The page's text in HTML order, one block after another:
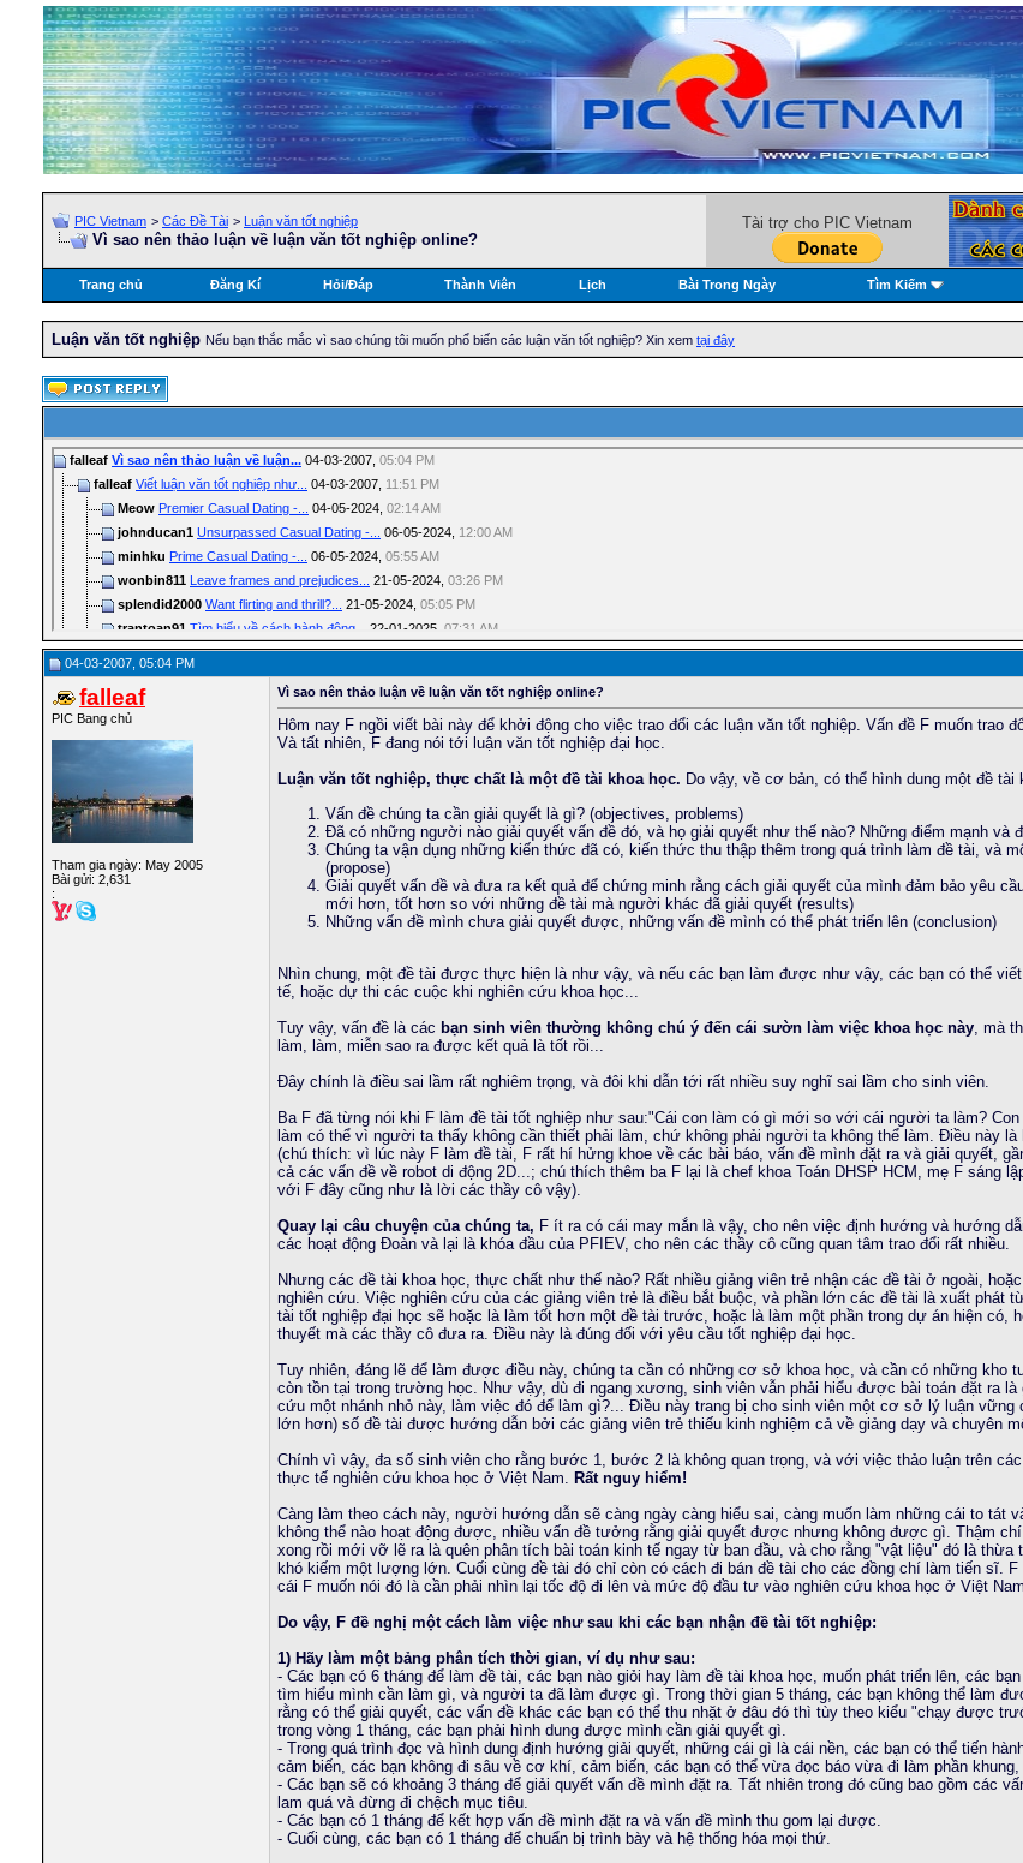
PIC Vietnam > Các Đề Tài > Luận văn tốt nghiệp
Vì sao nên thảo luận về luận văn tốt nghiệp online?
Tài trợ cho PIC Vietnam
Trang chủ Đăng Kí Hỏi/Ðáp Thành Viên Lịch Bài Trong Ngày Tìm Kiếm
Luận văn tốt nghiệp Nếu bạn thắc mắc vì sao chúng tôi muốn phổ biến các luận văn tốt nghiệp? Xin xem tại đây
falleaf Vì sao nên thảo luận về luận... 04-03-2007, 05:04 PM
falleaf Viết luận văn tốt nghiệp như... 04-03-2007, 11:51 PM
Meow Premier Сasual Dating -... 04-05-2024, 02:14 AM
johnducan1 Unsurpassed Сasual Dating -... 06-05-2024, 12:00 AM
minhku Prime Сasual Dating -... 06-05-2024, 05:55 AM
wonbin811 Leave frames and prejudices... 21-05-2024, 03:26 PM
splendid2000 Want flirting and thrill?... 21-05-2024, 05:05 PM
trantoan91 Tìm hiểu về cách hành động... 22-01-2025, 07:31 AM
mcbb Hẹn hò.25-01-2025,11:35 AM
dientu_pic Kết hợp tình yêu và nôn trong...25-01-2025,08:14 PM
kiemdinh1994
Hẹn hò tốt nhất cho bạn tình...05-02-2025,07:43 PM
dnt_102
Phản hồi tốt hơn bạn tưởng.07-02-2025,02:49 PM
nguyennhukien
Tình yêu đầu tiên bắt đầu từ...13-02-2025, 12:32 PM
Meet Women Seeking No-Strings... 27-02-2025,
09:47 PM
knnhubi Girls From Your Town - No...
achengqb Womens In Your City -... 23-02-2026,09:20 AM
wonbin811 Girls From Your City - No...06-04-2026,05:16 AM
nongdan96 Girls In Your City -... 14-04-2026,07:39 AM
Womens In Your Town -...24-04-2026,12:46 PM
Stop staring at the screen29-07-2026,03:36 PM
Womens In Your City - No... 05-05-2026,10:09 PM
Have a night you'll never...27-07-2026, 12:12 AM
Giải trí một tí cho vấn đề...04-03-2007,11:56 PM
Supreme Сasual Dating - True...04-05-2024,10:57 AM
Superlative Сasual Dating -... 07-05-2024, 01:10 AM
Harmony of intimacy,... 23-05-2024,04:23 AM
Tạo những khoảnh khắc đầu...18-01-2025,08:05 AM
Your Perfect Match is Just...07-02-2025,06:52 PM
Womens From Your City - No...13-03-2026,10:51 AM
Womens In Your Town -...13-03-2026, 08:29 PM
Womens In Your City - No...21-03-2026,02:53 AM
Girls From Your City - No...29-04-2026, 01:27 PM
Girls who are ready for...28-07-2026, 02:37 PM
rất rất cám ơn F về bài viết... 19-04-2007,12:35 PM
http://dientuvietnam.net/forum...13-05-2007,10:07 PM
Outstanding Сasual Dating -...06-05-2024,03:58 PM
Search Pretty Womans in your...12-01-2025,03:54 AM
Đến với những đề tài tình dục...21-01-2025,09:02 AM
27-01-2025,03:16 AM
Quick Dates, Great Times...19-02-2025,08:07 PM
Tìm hiểu cách hòa tiết với... 28-02-2025, 07:11 AM
Girls In Your City -... 17-02-2026,
12:46 PM
Girls From Your City -...03-03-2026,02:52 PM
Womens In Your Town - No...07-04-2026,05:10 AM
Girls From Your Town -...09-04-2026,
05:46 AM
Girls From Your Town -... 15-04-2026,05:21 PM
Girls From Your Town -...30-04-2026,01:25 AM
Girls In Your City -...11-05-2026,08:04 PM
Girls In Your Town - No... 13-05-2026, 01:12 AM
04-08-2026,12:02 AM
04-03-2007, 05:04 PM
falleaf
PIC Bang chủ
Tham gia ngày: May 2005
Bài gửi: 2,631
:
Vì sao nên thảo luận về luận văn tốt nghiệp online?
Hôm nay F ngồi viết bài này để khởi động cho việc trao đổi các luận văn tốt nghiệp. Vấn đề F muốn trao
Và tất nhiên, F đang nói tới luận văn tốt nghiệp đại học.
Luận văn tốt nghiệp, thực chất là một đề tài khoa học. Do vậy, về cơ bản, có thể hình dung một đề
Vấn đề chúng ta cần giải quyết là gì? (objectives, problems)
Đã có những người nào giải quyết vấn đề đó, và họ giải quyết như thế nào? Những điểm mạnh và
Chúng ta vận dụng những kiến thức đã có, kiến thức thu thập thêm trong quá trình làm đề tài, và
(propose)
Giải quyết vấn đề và đưa ra kết quả để chứng minh rằng cách giải quyết của mình đảm bảo yêu
mới hơn, tốt hơn so với những đề tài mà người khác đã giải quyết (results)
Những vấn đề mình chưa giải quyết được, những vấn đề mình có thể phát triển lên (conclusion)
Nhìn chung, một đề tài được thực hiện là như vậy, và nếu các bạn làm được như vậy, các bạn có thể
tế, hoặc dự thi các cuộc khi nghiên cứu khoa học...
Tuy vậy, vấn đề là các bạn sinh viên thường không chú ý đến cái sườn làm việc khoa học này , mà
làm, làm, miễn sao ra được kết quả là tốt rồi...
Đây chính là điều sai lầm rất nghiêm trọng, và đôi khi dẫn tới rất nhiều suy nghĩ sai lầm cho sinh viên.
Ba F đã từng nói khi F làm đề tài tốt nghiệp như sau:"Cái con làm có gì mới so với cái người ta làm?
làm có thể vì người ta thấy không cần thiết phải làm, chứ không phải người ta không thể làm. Điều này
(chú thích: vì lúc này F làm đề tài, F rất hí hửng khoe về các bài báo, vấn đề mình đặt ra và giải quyết,
cả các vấn đề về robot di động 2D...; chú thích thêm ba F lại là chef khoa Toán DHSP HCM, mẹ F sáng
với F đây cũng như là lời các thầy cô vậy).
Quay lại câu chuyện của chúng ta, F ít ra có cái may mắn là vậy, cho nên việc định hướng và hướng
các hoạt động Đoàn và lại là khóa đầu của PFIEV, cho nên các thầy cô cũng quan tâm trao đổi rất nhiều.
Nhưng các đề tài khoa học, thực chất như thế nào? Rất nhiều giảng viên trẻ nhận các đề tài ở ngoài,
nghiên cứu. Việc nghiên cứu của các giảng viên trẻ là điều bắt buộc, và phần lớn các đề tài là xuất phát
tài tốt nghiệp đại học sẽ hoặc là làm tốt hơn một đề tài trước, hoặc là làm một phần trong dự án hiện
thuyết mà các thầy cô đưa ra. Điều này là đúng đối với yêu cầu tốt nghiệp đại học.
Tuy nhiên, đáng lẽ để làm được điều này, chúng ta cần có những cơ sở khoa học, và cần có những kho
còn tồn tại trong trường học. Như vậy, dù đi ngang xương, sinh viên vẫn phải hiểu được bài toán đặt ra
cứu một nhánh nhỏ này, làm việc đó để làm gì?... Điều này trang bị cho sinh viên một cơ sở lý luận
lớn hơn) số đề tài được hướng dẫn bởi các giảng viên trẻ thiếu kinh nghiệm cả về giảng dạy và chuyên
Chính vì vậy, đa số sinh viên cho rằng bước 1, bước 2 là không quan trọng, và với việc thảo luận trên
thực tế nghiên cứu khoa học ở Việt Nam.
Rất nguy hiểm!
Càng làm theo cách này, người hướng dẫn sẽ càng ngày càng hiểu sai, càng muốn làm những cái to
không thể nào hoạt động được, nhiều vấn đề tưởng rằng giải quyết được nhưng không được gì. Thậm
xong rồi mới vỡ lẽ ra là quên phân tích bài toán kinh tế ngay từ ban đầu, và cho rằng "vật liệu" đó là
khó kiếm một lượng lớn. Cuối cùng đề tài đó chỉ còn có cách đi bán đề tài cho các đồng chí làm tiến sĩ.
cái F muốn nói đó là cần phải nhìn lại tốc độ đi lên và mức độ đầu tư vào nghiên cứu khoa học ở Việt
Do vậy, F đề nghị một cách làm việc như sau khi các bạn nhận đề tài tốt nghiệp:
1) Hãy làm một bảng phân tích thời gian, ví dụ như sau:
- Các bạn có 6 tháng để làm đề tài, các bạn nào giỏi hay làm đề tài khoa học, muốn phát triển lên, các
tìm hiểu mình cần làm gì, và người ta đã làm được gì. Trong thời gian 5 tháng, các bạn không thể làm
rằng có thể giải quyết, các vấn đề khác các bạn có thể thu nhặt ở đâu đó thì tùy theo kiểu "chạy được
trong vòng 1 tháng, các bạn phải hình dung được mình cần giải quyết gì.
- Trong quá trình đọc và hình dung định hướng giải quyết, những cái gì là cái nền, các bạn có thể tiến
cảm biến, các bạn không đi sâu về cơ khí, cảm biến, các bạn có thể vừa đọc báo vừa đi làm phần khung,
- Các bạn sẽ có khoảng 3 tháng để giải quyết vấn đề mình đặt ra. Tất nhiên trong đó cũng bao gồm các
lam quá và đừng đi chệch mục tiêu.
- Các bạn có 1 tháng để kết hợp vấn đề mình đặt ra và vấn đề mình thu gom lại được.
- Cuối cùng, các bạn có 1 tháng để chuẩn bị trình bày và hệ thống hóa mọi thứ.